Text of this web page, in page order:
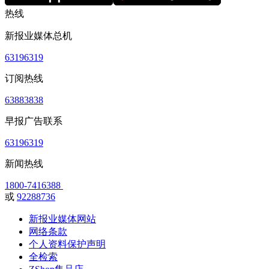
热线
新报业媒体总机
63196319
订阅热线
63883838
早报广告联系
63196319
新闻热线
1800-7416388
或 92288736
新报业媒体网站
网络条款
个人资料保护声明
全检索